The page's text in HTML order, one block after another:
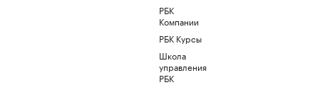
РБК
Компании
РБК Курсы
Школа
управления
РБК